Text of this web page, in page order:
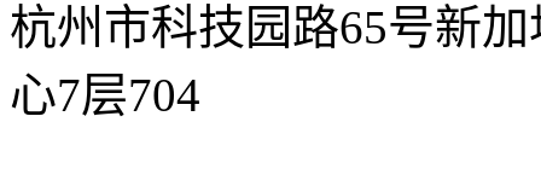
杭州市科技园路65号新
心7层704